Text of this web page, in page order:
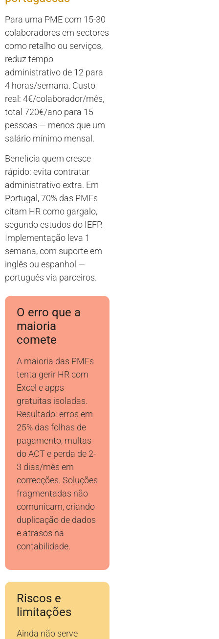
Para uma PME com 15-30
colaboradores em sectores
como retalho ou serviços,
reduz tempo
administrativo de 12 para
4 horas/semana. Custo
real: 4€/colaborador/mês,
total 720€/ano para 15
pessoas — menos que um
salário mínimo mensal.
Beneficia quem cresce
rápido: evita contratar
administrativo extra. Em
Portugal, 70% das PMEs
citam HR como gargalo,
segundo estudos do IEFP.
Implementação leva 1
semana, com suporte em
inglês ou espanhol —
português via parceiros.
O erro que a
maioria
comete
A maioria das PMEs
tenta gerir HR com
Excel e apps
gratuitas isoladas.
Resultado: erros em
25% das folhas de
pagamento, multas
do ACT e perda de 2-
3 dias/mês em
correcções. Soluções
fragmentadas não
comunicam, criando
duplicação de dados
e atrasos na
contabilidade.
Riscos e
limitações
Ainda não serve